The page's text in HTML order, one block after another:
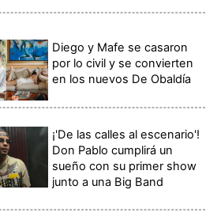
Diego y Mafe se casaron
por lo civil y se convierten
en los nuevos De Obaldía
¡'De las calles al escenario'!
Don Pablo cumplirá un
sueño con su primer show
junto a una Big Band